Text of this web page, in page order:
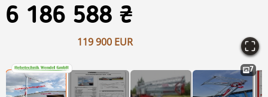
6 186 588 ₴
119 900 EUR
7